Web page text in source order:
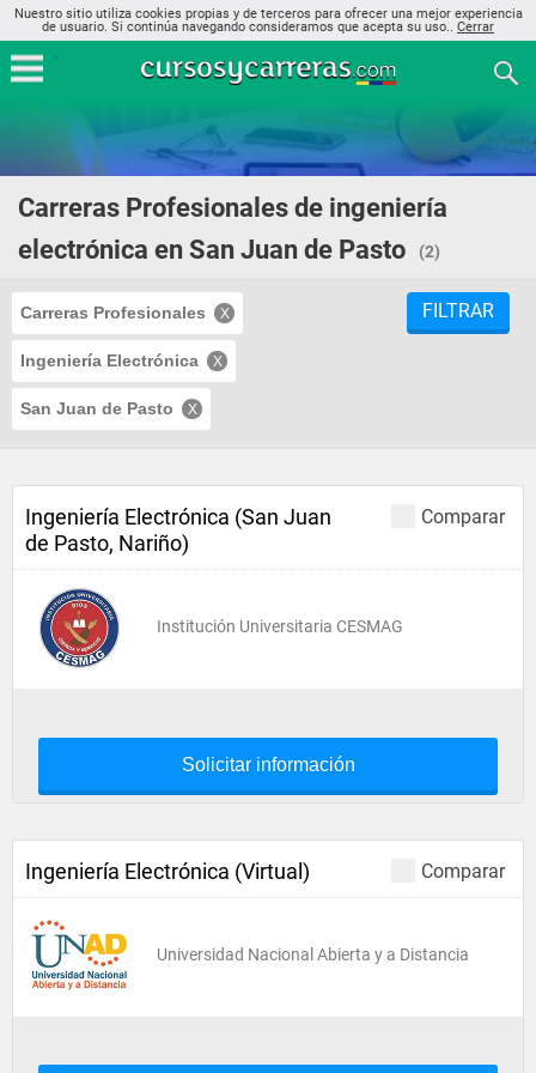
Nuestro sitio utiliza cookies propias y de terceros para ofrecer una mejor experiencia
de usuario. Si continúa navegando consideramos que acepta su uso.. Cerrar
Carreras Profesionales de ingeniería
electrónica en San Juan de Pasto
(2)
Carreras Profesionales
Ingeniería Electrónica
San Juan de Pasto
FILTRAR
Comparar
Ingeniería Electrónica (San Juan
de Pasto, Nariño)
Institución Universitaria CESMAG
Solicitar información
Comparar
Ingeniería Electrónica (Virtual)
Universidad Nacional Abierta y a Distancia